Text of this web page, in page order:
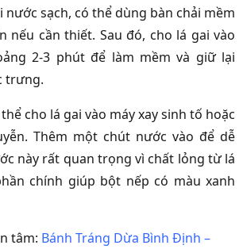
nước sạch, có thể dùng bàn chải mềm
nếu cần thiết. Sau đó, cho lá gai vào
2-3 phút để làm mềm và giữ lại
trưng.
cho lá gai vào máy xay sinh tố hoặc
Thêm một chút nước vào để dễ
này rất quan trọng vì chất lỏng từ lá
chính giúp bột nếp có màu xanh
tâm: Bánh Tráng Dừa Bình Định –